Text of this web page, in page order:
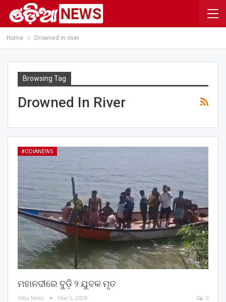
Home Drowned in river
Browsing Tag
Drowned In River
#ODIANEWS
ମହାନଦୀରେ ବୁଡ଼ି ୨ ଯୁବକ ମୃତ
Odia News Mar 5, 2026 0